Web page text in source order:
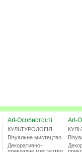
Art-Особистості
КУЛЬТУРОЛОГІЯ
Візуальне мистецтво
Декоративно-
Art-